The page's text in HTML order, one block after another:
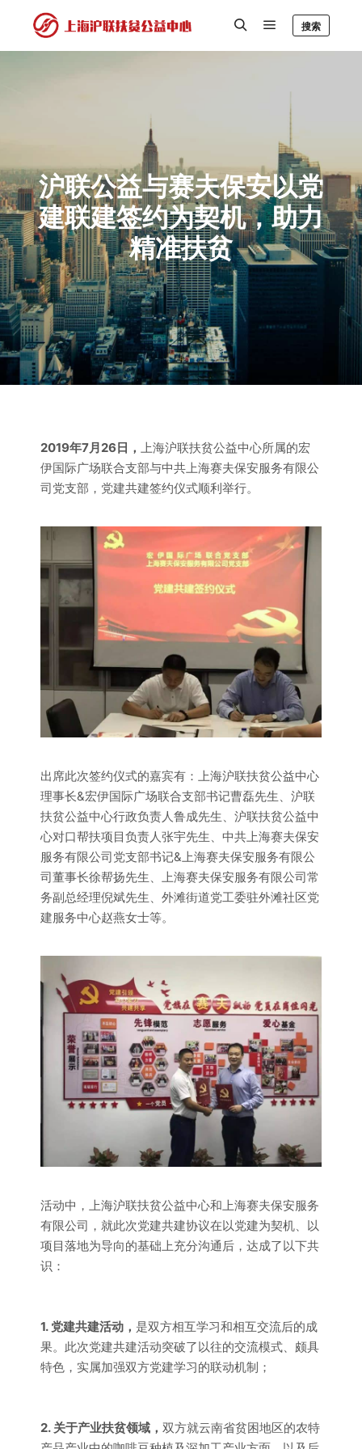
搜索
沪联公益与赛夫保安以党
建联建签约为契机，助力
精准扶贫
2019年7月26日， 上海沪联扶贫公益中心所属的宏
伊国际广场联合支部与中共上海赛夫保安服务有限公
司党支部，党建共建签约仪式顺利举行。
出席此次签约仪式的嘉宾有：上海沪联扶贫公益中心
理事长&宏伊国际广场联合支部书记曹磊先生、沪联
扶贫公益中心行政负责人鲁成先生、沪联扶贫公益中
心对口帮扶项目负责人张宇先生、中共上海赛夫保安
服务有限公司党支部书记&上海赛夫保安服务有限公
司董事长徐帮扬先生、上海赛夫保安服务有限公司常
务副总经理倪斌先生、外滩街道党工委驻外滩社区党
建服务中心赵燕女士等。
活动中，上海沪联扶贫公益中心和上海赛夫保安服务
有限公司，就此次党建共建协议在以党建为契机、以
项目落地为导向的基础上充分沟通后，达成了以下共
识：
1. 党建共建活动， 是双方相互学习和相互交流后的成
果。此次党建共建活动突破了以往的交流模式、颇具
特色，实属加强双方党建学习的联动机制；
2. 关于产业扶贫领域， 双方就云南省贫困地区的农特